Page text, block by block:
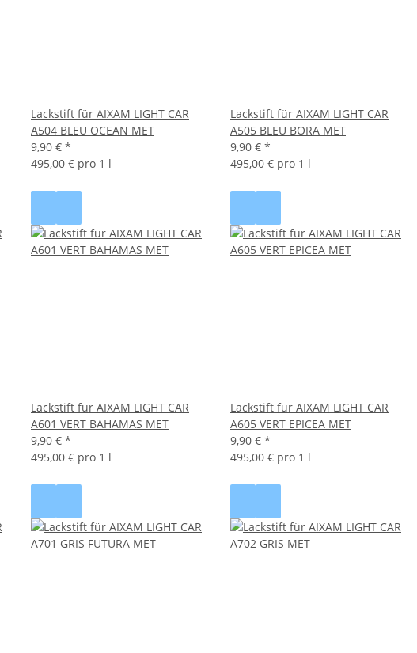
Lackstift für AIXAM LIGHT CAR
A504 BLEU OCEAN MET
9,90 € *
495,00 € pro 1 l
Lackstift für AIXAM LIGHT CAR
A505 BLEU BORA MET
9,90 € *
495,00 € pro 1 l
Lackstift für AIXAM LIGHT CAR
A601 VERT BAHAMAS MET
9,90 € *
495,00 € pro 1 l
Lackstift für AIXAM LIGHT CAR
A605 VERT EPICEA MET
9,90 € *
495,00 € pro 1 l